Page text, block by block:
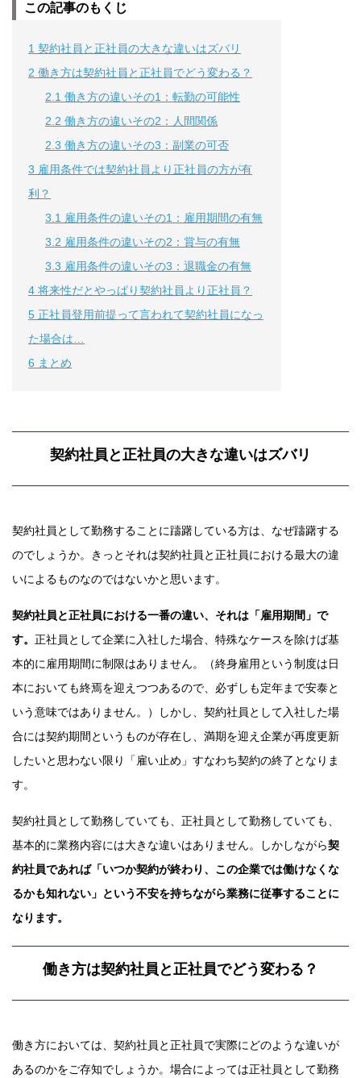
この記事のもくじ
1 契約社員と正社員の大きな違いはズバリ
2 働き方は契約社員と正社員でどう変わる？
2.1 働き方の違いその1：転勤の可能性
2.2 働き方の違いその2：人間関係
2.3 働き方の違いその3：副業の可否
3 雇用条件では契約社員より正社員の方が有
利？
3.1 雇用条件の違いその1：雇用期間の有無
3.2 雇用条件の違いその2：賞与の有無
3.3 雇用条件の違いその3：退職金の有無
4 将来性だとやっぱり契約社員より正社員？
5 正社員登用前提って言われて契約社員になっ
た場合は…
6 まとめ
契約社員と正社員の大きな違いはズバリ
契約社員として勤務することに躊躇している方は、なぜ躊躇する
のでしょうか。きっとそれは契約社員と正社員における最大の違
いによるものなのではないかと思います。
契約社員と正社員における一番の違い、それは「雇用期間」で
す。 正社員として企業に入社した場合、特殊なケースを除けば基
本的に雇用期間に制限はありません。（終身雇用という制度は日
本においても終焉を迎えつつあるので、必ずしも定年まで安泰と
いう意味ではありません。）しかし、契約社員として入社した場
合には契約期間というものが存在し、満期を迎え企業が再度更新
したいと思わない限り「雇い止め」すなわち契約の終了となりま
す。
契約社員として勤務していても、正社員として勤務していても、
基本的に業務内容には大きな違いはありません。しかしながら契
約社員であれば「いつか契約が終わり、この企業では働けなくな
るかも知れない」という不安を持ちながら業務に従事することに
なります。
働き方は契約社員と正社員でどう変わる？
働き方においては、契約社員と正社員で実際にどのような違いが
あるのかをご存知でしょうか。場合によっては正社員として勤務